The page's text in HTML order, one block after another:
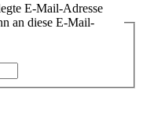
E-Mail-Adresse
an diese E-Mail-